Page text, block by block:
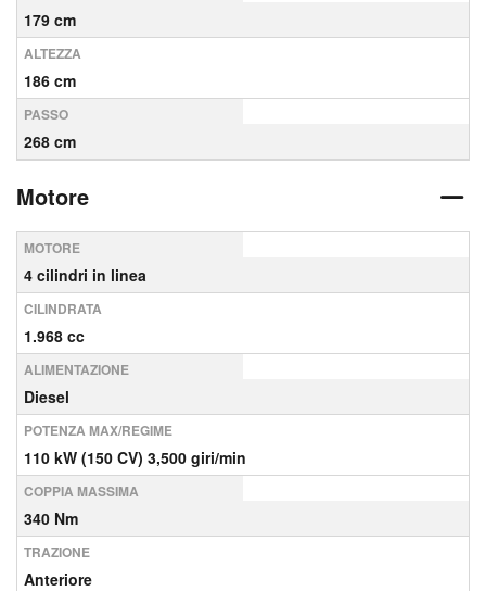
179 cm
ALTEZZA
186 cm
PASSO
268 cm
Motore
MOTORE
4 cilindri in linea
CILINDRATA
1.968 cc
ALIMENTAZIONE
Diesel
POTENZA MAX/REGIME
110 kW (150 CV) 3,500 giri/min
COPPIA MASSIMA
340 Nm
TRAZIONE
Anteriore